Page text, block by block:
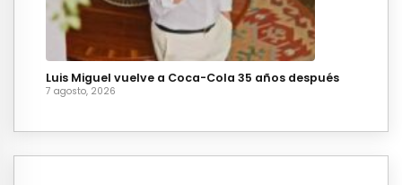
Luis Miguel vuelve a Coca-Cola 35 años después
7 agosto, 2026